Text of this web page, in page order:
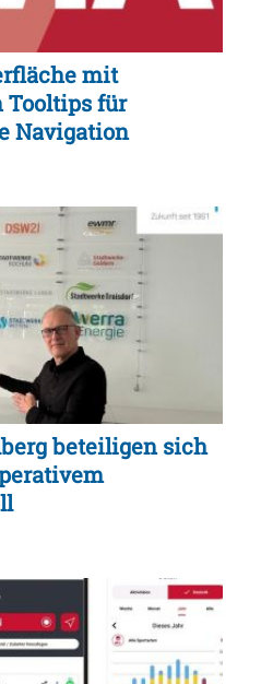
mit
Tooltips für
Navigation
beteiligen sich